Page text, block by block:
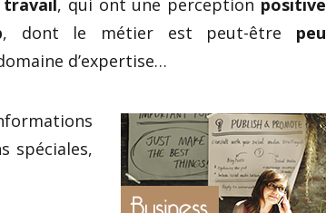
, qui ont une perception positive
, dont le métier est peut-être peu
d’expertise…
spéciales,